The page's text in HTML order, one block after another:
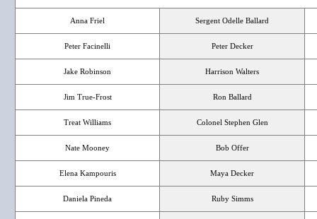
Anna Friel Sergent Odelle Ballard
Peter Facinelli Peter Decker
Jake Robinson Harrison Walters
Jim True-Frost Ron Ballard
Treat Williams Colonel Stephen Glen
Nate Mooney Bob Offer
Elena Kampouris Maya Decker
Daniela Pineda Ruby Simms